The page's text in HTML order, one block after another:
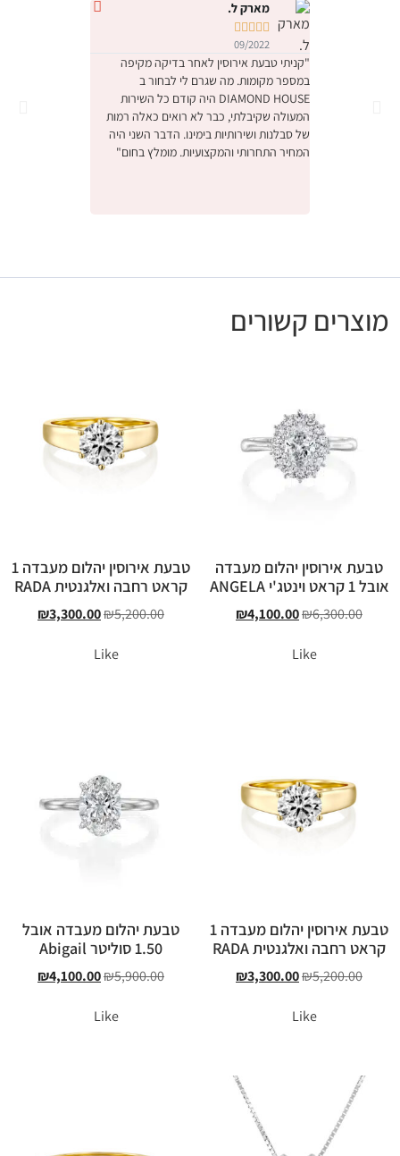
מארק ל.





09/2022
"קניתי טבעת אירוסין לאחר בדיקה מקיפה
במספר מקומות. מה שגרם לי לבחור ב
DIAMOND HOUSE היה קודם כל השירות
המעולה שקיבלתי, כבר לא רואים כאלה רמות
של סבלנות ושירותיות בימינו. הדבר השני היה
המחיר התחרותי והמקצועיות. מומלץ בחום"
מוצרים קשורים
טבעת אירוסין יהלום מעבדה
אובל 1 קראט וינטג'י ANGELA
₪6,300.00
₪4,100.00
Like
טבעת אירוסין יהלום מעבדה 1
קראט רחבה ואלגנטית RADA
₪5,200.00
₪3,300.00
Like
טבעת אירוסין יהלום מעבדה 1
קראט רחבה ואלגנטית RADA
₪5,200.00
₪3,300.00
Like
טבעת יהלום מעבדה אובל
1.50 סוליטר Abigail
₪5,900.00
₪4,100.00
Like